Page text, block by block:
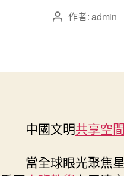
文 作者:admin
中國文明共享空間
當全球眼光聚焦